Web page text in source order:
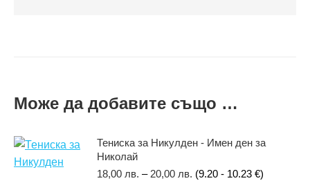
Може да добавите също …
Тениска за Никулден - Имен ден за
Николай
18,00 лв. – 20,00 лв. (9.20 - 10.23 €)